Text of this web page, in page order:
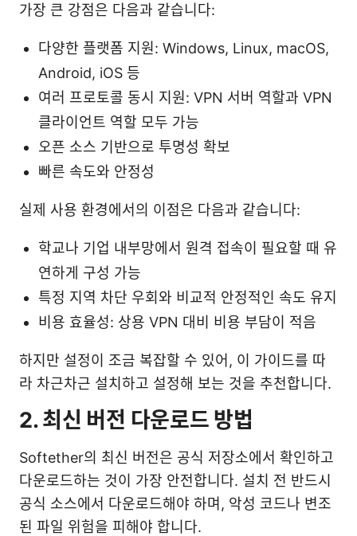
가장 큰 강점은 다음과 같습니다:
다양한 플랫폼 지원: Windows, Linux, macOS,
Android, iOS 등
여러 프로토콜 동시 지원: VPN 서버 역할과 VPN
클라이언트 역할 모두 가능
오픈 소스 기반으로 투명성 확보
빠른 속도와 안정성
실제 사용 환경에서의 이점은 다음과 같습니다:
학교나 기업 내부망에서 원격 접속이 필요할 때 유
연하게 구성 가능
특정 지역 차단 우회와 비교적 안정적인 속도 유지
비용 효율성: 상용 VPN 대비 비용 부담이 적음
하지만 설정이 조금 복잡할 수 있어, 이 가이드를 따
라 차근차근 설치하고 설정해 보는 것을 추천합니다.
2. 최신 버전 다운로드 방법
Softether의 최신 버전은 공식 저장소에서 확인하고
다운로드하는 것이 가장 안전합니다. 설치 전 반드시
공식 소스에서 다운로드해야 하며, 악성 코드나 변조
된 파일 위험을 피해야 합니다.